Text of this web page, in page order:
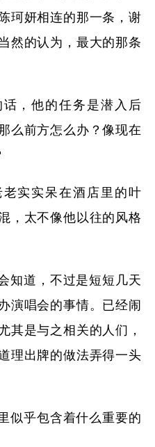
珂妍相连的那一条，谢
然的认为，最大的那条
，他的任务是潜入后
么前方怎么办？像现在
实实呆在酒店里的叶
，太不像他以往的风格
知道，不过是短短几天
演唱会的事情。已经闹
其是与之相关的人们，
理出牌的做法弄得一头
似乎包含着什么重要的